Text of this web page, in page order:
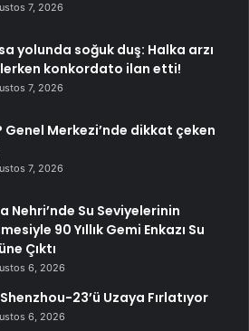
7, 2026
yolunda soğuk duş: Halka arzı
konkordato ilan etti!
7, 2026
Genel Merkezi’nde dikkat çeken
7, 2026
Nehri’nde Su Seviyelerinin
90 Yıllık Gemi Enkazı Su
Çıktı
6, 2026
23’ü Uzaya Fırlatıyor
6, 2026